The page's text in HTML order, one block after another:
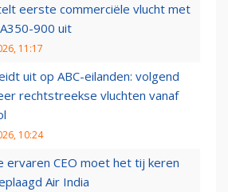
eerste commerciële vlucht met
900 uit
11:17
uit op ABC-eilanden: volgend
rechtstreekse vluchten vanaf
10:24
ervaren CEO moet het tij keren
Air India